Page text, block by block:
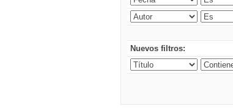
Nuevos filtros: